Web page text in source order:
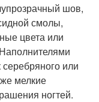
шов,
смолы,
цвета или
или
мелкие
ногтей.